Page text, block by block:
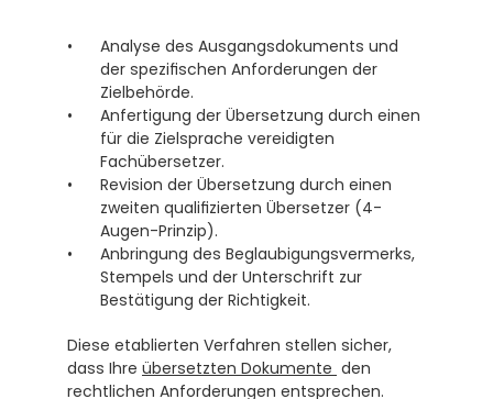
Analyse des Ausgangsdokuments und
der spezifischen Anforderungen der
Zielbehörde.
Anfertigung der Übersetzung durch einen
für die Zielsprache vereidigten
Fachübersetzer.
Revision der Übersetzung durch einen
zweiten qualifizierten Übersetzer (4-
Augen-Prinzip).
Anbringung des Beglaubigungsvermerks,
Stempels und der Unterschrift zur
Bestätigung der Richtigkeit.
Diese etablierten Verfahren stellen sicher,
dass Ihre übersetzten Dokumente den
rechtlichen Anforderungen entsprechen.